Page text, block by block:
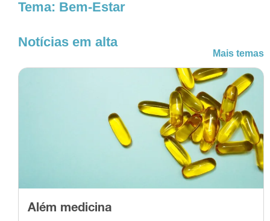
Tema: Bem-Estar
Notícias em alta
Mais temas
Além medicina